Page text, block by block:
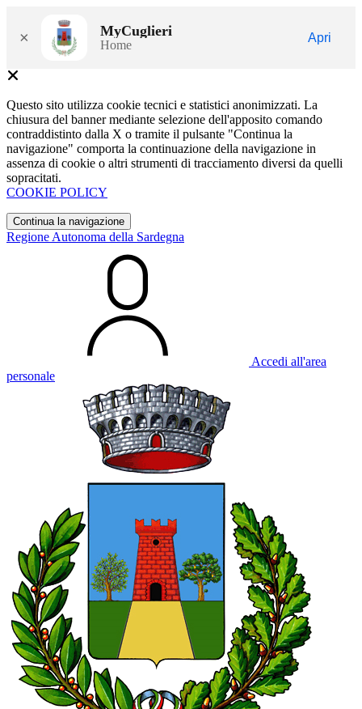
× MyCuglieri
Home
Apri
Questo sito utilizza cookie tecnici e statistici anonimizzati. La
chiusura del banner mediante selezione dell'apposito comando
contraddistinto dalla X o tramite il pulsante "Continua la
navigazione" comporta la continuazione della navigazione in
assenza di cookie o altri strumenti di tracciamento diversi da quelli
sopracitati.
COOKIE POLICY
Continua la navigazione
Regione Autonoma della Sardegna
Accedi all'area
personale